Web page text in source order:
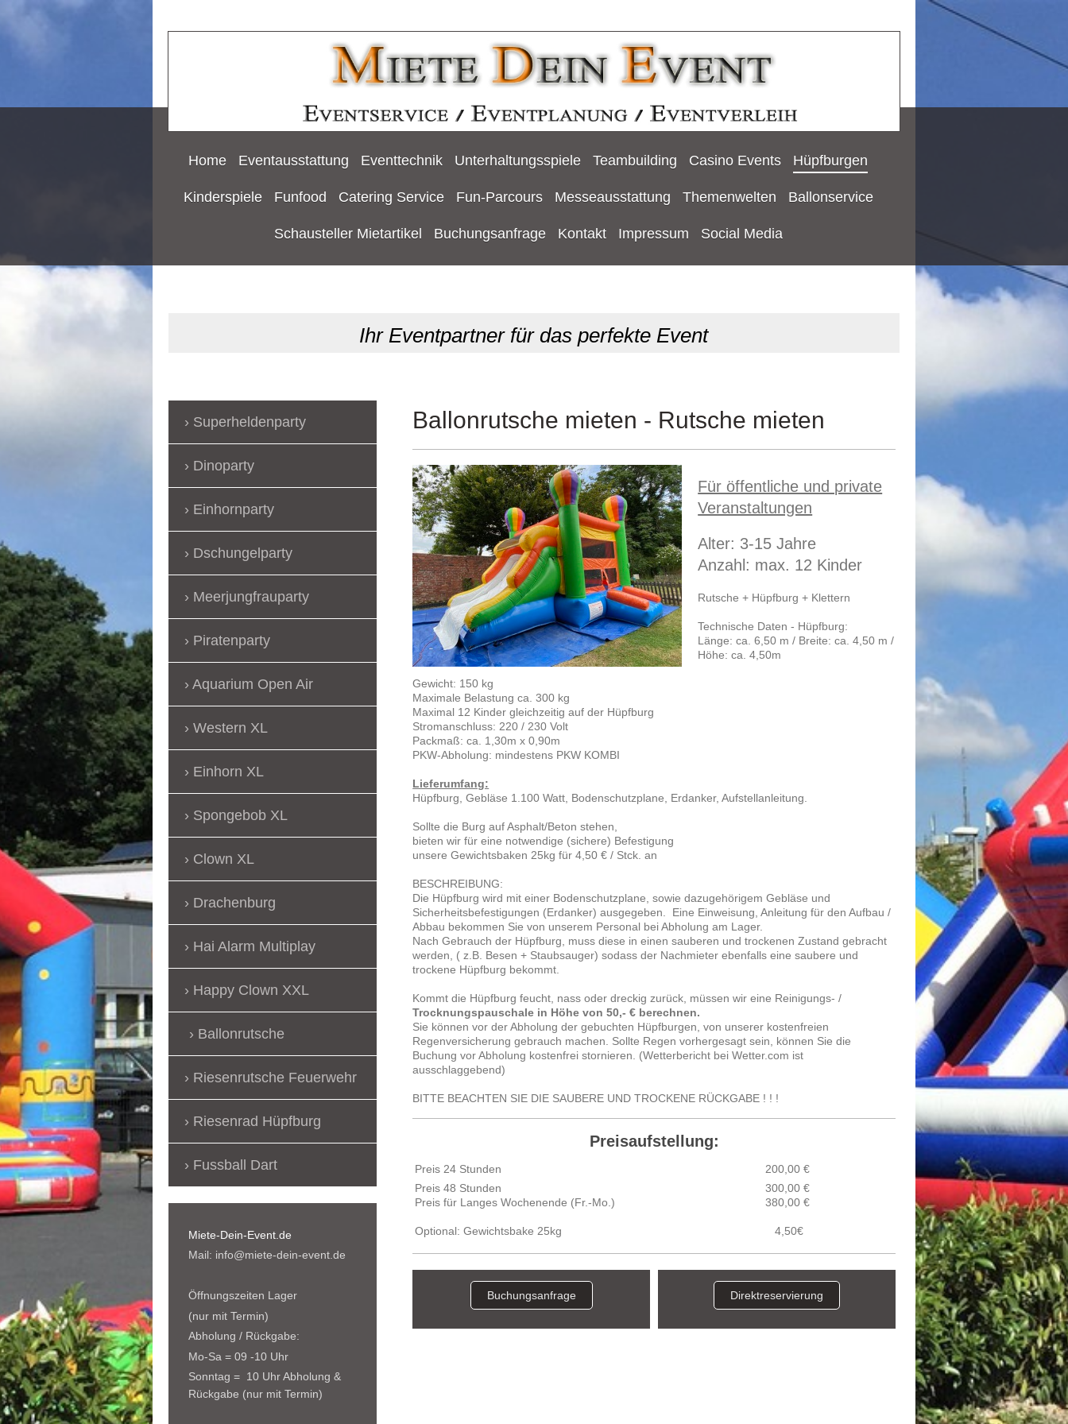
Home Eventausstattung Eventtechnik Unterhaltungsspiele Teambuilding Casino Events Hüpfburgen
Kinderspiele Funfood Catering Service Fun-Parcours Messeausstattung Themenwelten Ballonservice
Schausteller Mietartikel Buchungsanfrage Kontakt Impressum Social Media
Ihr Eventpartner für das perfekte Event
Ballonrutsche mieten - Rutsche mieten
Für öffentliche und private
Veranstaltungen
Alter: 3-15 Jahre
Anzahl: max. 12 Kinder
Rutsche + Hüpfburg + Klettern
Technische Daten - Hüpfburg:
Länge: ca. 6,50 m / Breite: ca. 4,50 m /
Höhe: ca. 4,50m
Gewicht: 150 kg
Maximale Belastung ca. 300 kg
Maximal 12 Kinder gleichzeitig auf der Hüpfburg
Stromanschluss: 220 / 230 Volt
Packmaß: ca. 1,30m x 0,90m
PKW-Abholung: mindestens PKW KOMBI
Lieferumfang:
Hüpfburg, Gebläse 1.100 Watt, Bodenschutzplane, Erdanker, Aufstellanleitung.
Sollte die Burg auf Asphalt/Beton stehen,
bieten wir für eine notwendige (sichere) Befestigung
unsere Gewichtsbaken 25kg für 4,50 € / Stck. an
BESCHREIBUNG:
Die Hüpfburg wird mit einer Bodenschutzplane, sowie dazugehörigem Gebläse und
Sicherheitsbefestigungen (Erdanker) ausgegeben. Eine Einweisung, Anleitung für den Aufbau /
Abbau bekommen Sie von unserem Personal bei Abholung am Lager.
Nach Gebrauch der Hüpfburg, muss diese in einen sauberen und trockenen Zustand gebracht
werden, ( z.B. Besen + Staubsauger) sodass der Nachmieter ebenfalls eine saubere und
trockene Hüpfburg bekommt.
Kommt die Hüpfburg feucht, nass oder dreckig zurück, müssen wir eine Reinigungs- /
Trocknungspauschale in Höhe von 50,- € berechnen.
Sie können vor der Abholung der gebuchten Hüpfburgen, von unserer kostenfreien
Regenversicherung gebrauch machen. Sollte Regen vorhergesagt sein, können Sie die
Buchung vor Abholung kostenfrei stornieren. (Wetterbericht bei Wetter.com ist
ausschlaggebend)
BITTE BEACHTEN SIE DIE SAUBERE UND TROCKENE RÜCKGABE ! ! !
Preisaufstellung:
Preis 24 Stunden
200,00 €
Preis 48 Stunden
Preis für Langes Wochenende (Fr.-Mo.)
Optional: Gewichtsbake 25kg
300,00 €
380,00 €
4,50€
Buchungsanfrage Direktreservierung
Superheldenparty
Dinoparty
Einhornparty
Dschungelparty
Meerjungfrauparty
Piratenparty
Aquarium Open Air
Western XL
Einhorn XL
Spongebob XL
Clown XL
Drachenburg
Hai Alarm Multiplay
Happy Clown XXL
Ballonrutsche
Riesenrutsche Feuerwehr
Riesenrad Hüpfburg
Fussball Dart
Miete-Dein-Event.de
Mail: info@miete-dein-event.de
Öffnungszeiten Lager
(nur mit Termin)
Abholung / Rückgabe:
Mo-Sa = 09 -10 Uhr
Sonntag = 10 Uhr Abholung &
Rückgabe (nur mit Termin)